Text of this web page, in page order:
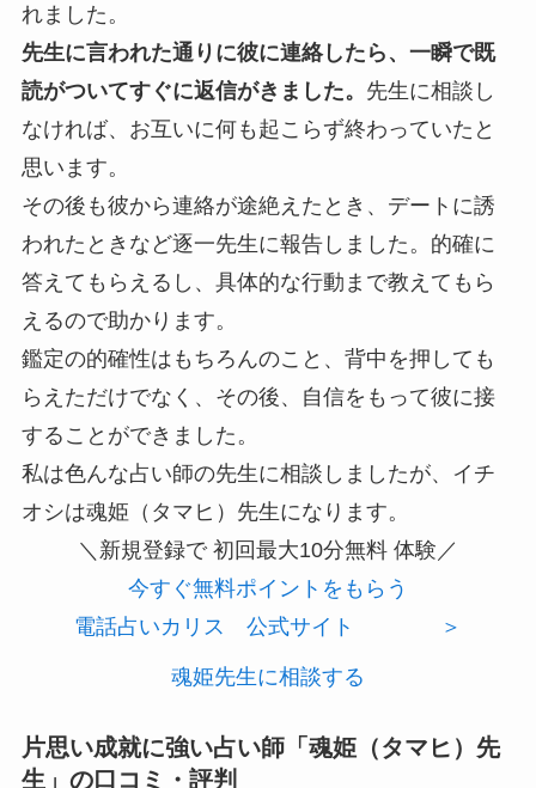
れました。
先生に言われた通りに彼に連絡したら、一瞬で既
読がついてすぐに返信がきました。 先生に相談し
なければ、お互いに何も起こらず終わっていたと
思います。
その後も彼から連絡が途絶えたとき、デートに誘
われたときなど逐一先生に報告しました。的確に
答えてもらえるし、具体的な行動まで教えてもら
えるので助かります。
鑑定の的確性はもちろんのこと、背中を押しても
らえただけでなく、その後、自信をもって彼に接
することができました。
私は色んな占い師の先生に相談しましたが、イチ
オシは魂姫（タマヒ）先生になります。
＼新規登録で 初回最大10分無料 体験／
今すぐ無料ポイントをもらう
電話占いカリス 公式サイト ＞
魂姫先生に相談する
片思い成就に強い占い師「魂姫（タマヒ）先
生」の口コミ・評判